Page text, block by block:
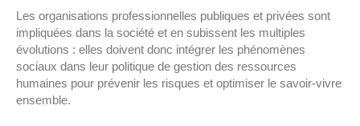
Les organisations professionnelles publiques et privées sont
impliquées dans la société et en subissent les multiples
évolutions : elles doivent donc intégrer les phénomènes
sociaux dans leur politique de gestion des ressources
humaines pour prévenir les risques et optimiser le savoir-vivre
ensemble.